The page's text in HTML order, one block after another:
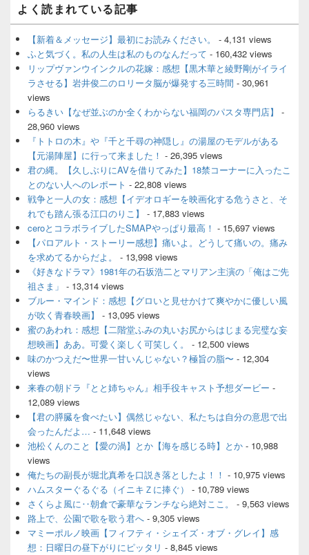
ン
サ
イ
ィ
ェ
エ
ア
よく読まれている記事
【新着＆メッセージ】最初にお読みください。
- 4,131 views
ふと気づく。私の人生は私のものなんだって - 160,432 views
リップヴァンウインクルの花嫁：感想【黒木華と綾野剛がイライ
ラさせる】岩井俊二のロリータ脳が爆発する三時間 - 30,961
views
らるきい【なぜ並ぶのか全くわからない福岡のパスタ専門店】
-
28,960 views
『トトロの木』や『千と千尋の神隠し』の湯屋のモデルがある
【元湯陣屋】に行って来ました！ - 26,395 views
君の縄。【久しぶりにAVを借りてみた】18禁コーナーに入ったこ
とのない人へのレポート - 22,808 views
戦争と一人の女：感想【イデオロギーを映画化する危うさと、そ
れでも踏ん張る江口のりこ】
- 17,883 views
ceroとコラボライブしたSMAPやっぱり最高！ - 15,697 views
【パロアルト・ストーリー感想】痛いよ。どうして痛いの。痛み
を求めてるからだよ。
- 13,998 views
《好きなドラマ》1981年の石坂浩二とマリアン主演の「俺はご先
祖さま」 - 13,314 views
ブルー・マインド：感想【グロいと見せかけて爽やかに優しい風
が吹く青春映画】
- 13,095 views
蜜のあわれ：感想【二階堂ふみの丸いお尻からはじまる完璧な妄
想映画】ああ。可愛く楽しく可笑しく。
- 12,500 views
味のかつえだ〜世界一甘いんじゃない？極旨の脂〜 - 12,304
views
来春の朝ドラ『とと姉ちゃん』相手役キャスト予想ダービー -
12,089 views
【君の膵臓を食べたい】偶然じゃない、私たちは自分の意思で出
会ったんだよ… - 11,648 views
池松くんのこと【愛の渦】とか【海を感じる時】とか - 10,988
views
俺たちの副長が堀北真希を口説き落としたよ！！ - 10,975 views
ハムスターぐるぐる（イニキＺに捧ぐ）
- 10,789 views
さくらよ風に‥朝倉で豪華なランチなら絶対ここ。
- 9,563 views
路上で、公園で歌を歌う君へ - 9,305 views
マミーポルノ映画【フィフティ・シェイズ・オブ・グレイ】感
想：日曜日の昼下がりにピッタリ - 8,845 views